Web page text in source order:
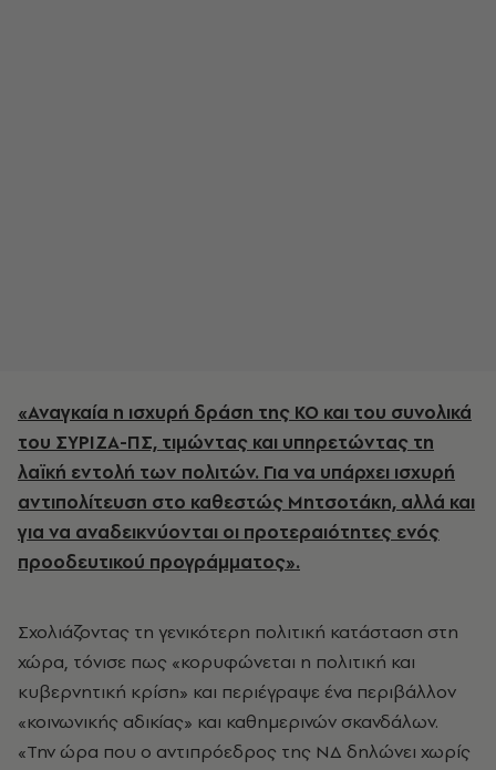
«Αναγκαία η ισχυρή δράση της ΚΟ και του συνολικά
του ΣΥΡΙΖΑ-ΠΣ, τιμώντας και υπηρετώντας τη
λαϊκή εντολή των πολιτών. Για να υπάρχει ισχυρή
αντιπολίτευση στο καθεστώς Μητσοτάκη, αλλά και
για να αναδεικνύονται οι προτεραιότητες ενός
προοδευτικού προγράμματος».
Σχολιάζοντας τη γενικότερη πολιτική κατάσταση στη
χώρα, τόνισε πως «κορυφώνεται η πολιτική και
κυβερνητική κρίση» και περιέγραψε ένα περιβάλλον
«κοινωνικής αδικίας» και καθημερινών σκανδάλων.
«Την ώρα που ο αντιπρόεδρος της ΝΔ δηλώνει χωρίς